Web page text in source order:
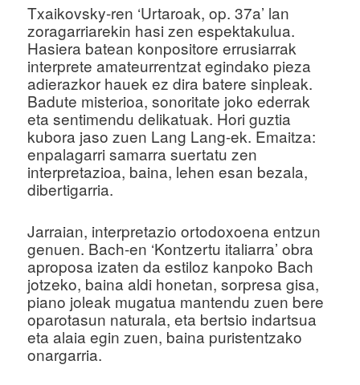
Txaikovsky-ren ‘Urtaroak, op. 37a’ lan
zoragarriarekin hasi zen espektakulua.
Hasiera batean konpositore errusiarrak
interprete amateurrentzat egindako pieza
adierazkor hauek ez dira batere sinpleak.
Badute misterioa, sonoritate joko ederrak
eta sentimendu delikatuak. Hori guztia
kubora jaso zuen Lang Lang-ek. Emaitza:
enpalagarri samarra suertatu zen
interpretazioa, baina, lehen esan bezala,
dibertigarria.
Jarraian, interpretazio ortodoxoena entzun
genuen. Bach-en ‘Kontzertu italiarra’ obra
aproposa izaten da estiloz kanpoko Bach
jotzeko, baina aldi honetan, sorpresa gisa,
piano joleak mugatua mantendu zuen bere
oparotasun naturala, eta bertsio indartsua
eta alaia egin zuen, baina puristentzako
onargarria.